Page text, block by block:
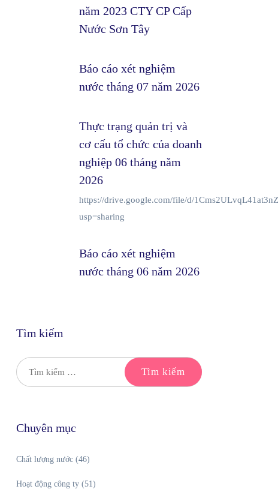
năm 2023 CTY CP Cấp
Nước Sơn Tây
Báo cáo xét nghiệm
nước tháng 07 năm 2026
Thực trạng quản trị và
cơ cấu tổ chức của doanh
nghiệp 06 tháng năm
2026
https://drive.google.com/file/d/
usp=sharing
Báo cáo xét nghiệm
nước tháng 06 năm 2026
Tìm kiếm
Chuyên mục
Chất lượng nước (46)
Hoạt động công ty (51)